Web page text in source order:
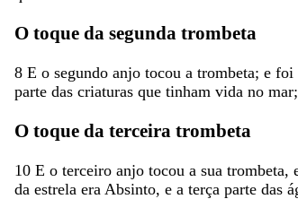
O toque da segunda trombeta
8 E o segundo anjo tocou a trombeta; e foi
parte das criaturas que tinham vida no mar;
O toque da terceira trombeta
10 E o terceiro anjo tocou a sua trombeta,
da estrela era Absinto, e a terça parte das